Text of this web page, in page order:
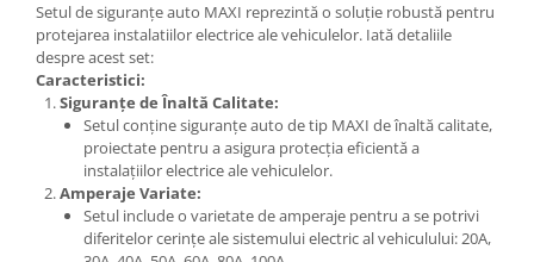
Setul de siguranțe auto MAXI reprezintă o soluție robustă pentru
protejarea instalatiilor electrice ale vehiculelor. Iată detaliile
despre acest set:
Caracteristici:
Siguranțe de Înaltă Calitate:
Setul conține siguranțe auto de tip MAXI de înaltă calitate,
proiectate pentru a asigura protecția eficientă a
instalațiilor electrice ale vehiculelor.
Amperaje Variate:
Setul include o varietate de amperaje pentru a se potrivi
diferitelor cerințe ale sistemului electric al vehiculului: 20A,